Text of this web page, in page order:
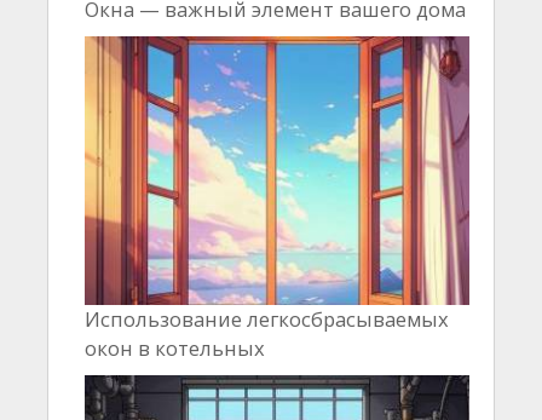
Окна — важный элемент вашего дома
Использование легкосбрасываемых
окон в котельных